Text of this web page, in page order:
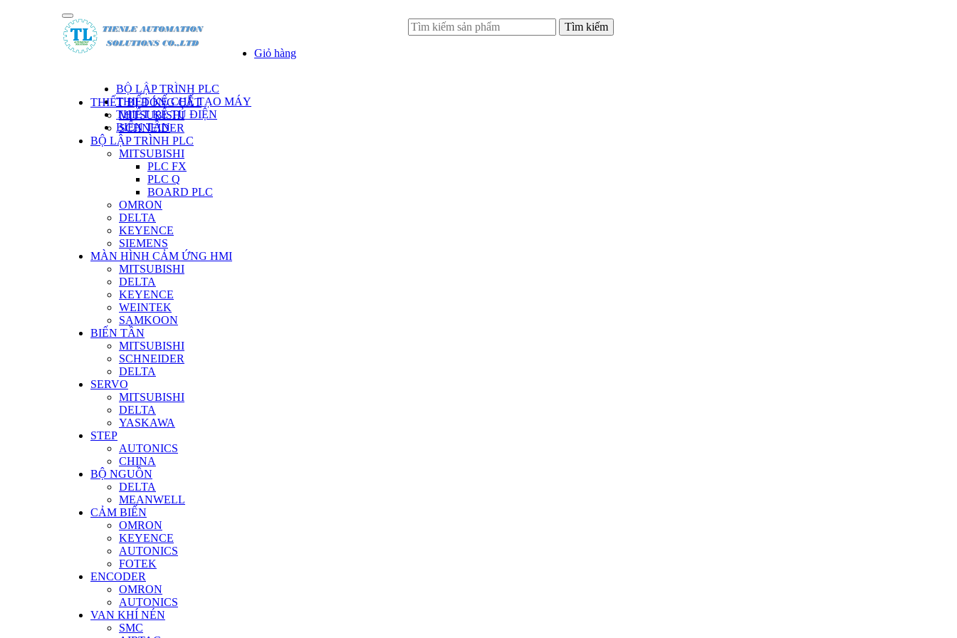
Tìm kiếm
Giỏ hàng
BỘ LẬP TRÌNH PLC
THIẾT KẾ CHẾ TẠO MÁY
THIẾT KẾ TỦ ĐIỆN
BIẾN TẦN
THIẾT BỊ ĐÓNG CẮT
MITSUBISHI
SCHNEIDER
BỘ LẬP TRÌNH PLC
MITSUBISHI
PLC FX
PLC Q
BOARD PLC
OMRON
DELTA
KEYENCE
SIEMENS
MÀN HÌNH CẢM ỨNG HMI
MITSUBISHI
DELTA
KEYENCE
WEINTEK
SAMKOON
BIẾN TẦN
MITSUBISHI
SCHNEIDER
DELTA
SERVO
MITSUBISHI
DELTA
YASKAWA
STEP
AUTONICS
CHINA
BỘ NGUỒN
DELTA
MEANWELL
CẢM BIẾN
OMRON
KEYENCE
AUTONICS
FOTEK
ENCODER
OMRON
AUTONICS
VAN KHÍ NÉN
SMC